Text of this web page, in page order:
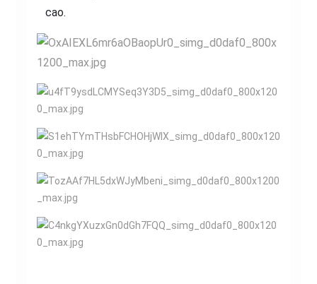
cao.